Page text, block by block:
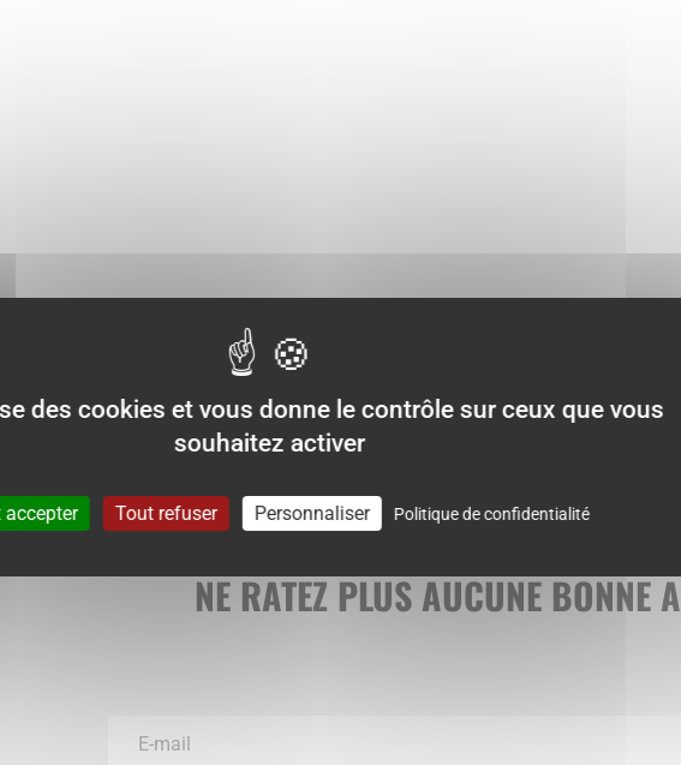
NE RATEZ PLUS AUCUNE BONNE
des cookies et vous donne le contrôle sur ceux que vous
souhaitez activer
accepter Tout refuser Personnaliser Politique de confidentialité